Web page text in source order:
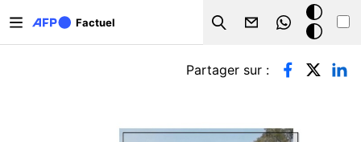
Factuel
Search
Mode
sombre
Onglets principaux
Partager sur :